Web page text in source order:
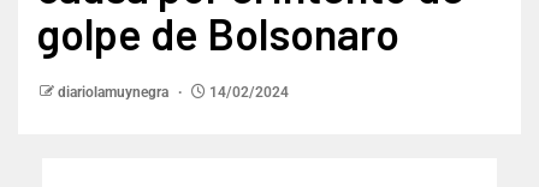
golpe de Bolsonaro
diariolamuynegra 14/02/2024